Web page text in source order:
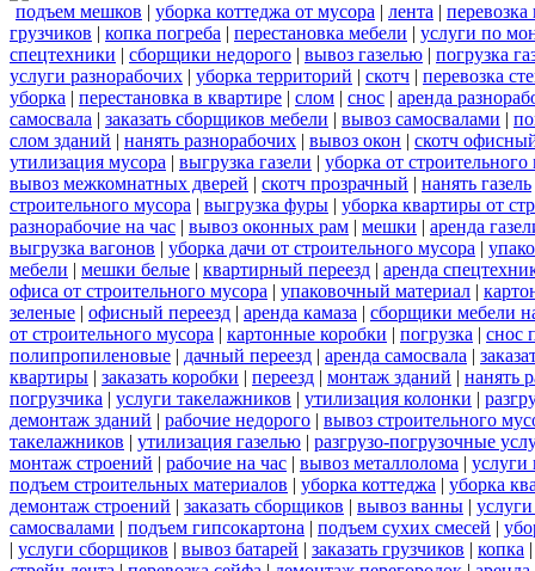
подъем мешков | уборка коттеджа от мусора | лента |
грузчиков | копка погреба | перестановка мебели | услуги по
спецтехники | сборщики недорого | вывоз газелью | погрузка
услуги разнорабочих | уборка территорий | скотч | перевозка
уборка | перестановка в квартире | слом | снос | аренда
самосвала | заказать сборщиков мебели | вывоз самосвалами |
слом зданий | нанять разнорабочих | вывоз окон | скотч
утилизация мусора | выгрузка газели | уборка от строительного
вывоз межкомнатных дверей | скотч прозрачный | нанять газель
строительного мусора | выгрузка фуры | уборка квартиры от
разнорабочие на час | вывоз оконных рам | мешки | аренда
выгрузка вагонов | уборка дачи от строительного мусора |
мебели | мешки белые | квартирный переезд | аренда
офиса от строительного мусора | упаковочный материал |
зеленые | офисный переезд | аренда камаза | сборщики мебели
от строительного мусора | картонные коробки | погрузка | снос
полипропиленовые | дачный переезд | аренда самосвала |
квартиры | заказать коробки | переезд | монтаж зданий | нанять
погрузчика | услуги такелажников | утилизация колонки |
демонтаж зданий | рабочие недорого | вывоз строительного
такелажников | утилизация газелью | разгрузо-погрузочные
монтаж строений | рабочие на час | вывоз металлолома | услуги
подъем строительных материалов | уборка коттеджа | уборка
демонтаж строений | заказать сборщиков | вывоз ванны |
самосвалами | подъем гипсокартона | подъем сухих смесей |
| услуги сборщиков | вывоз батарей | заказать грузчиков | копка